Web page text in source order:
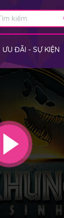
ƯU ĐÃI - SỰ KIỆN